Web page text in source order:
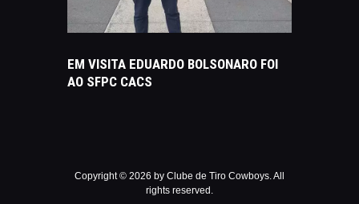
EM VISITA EDUARDO BOLSONARO FOI
AO SFPC CACS
Copyright © 2026 by Clube de Tiro Cowboys. All
rights reserved.